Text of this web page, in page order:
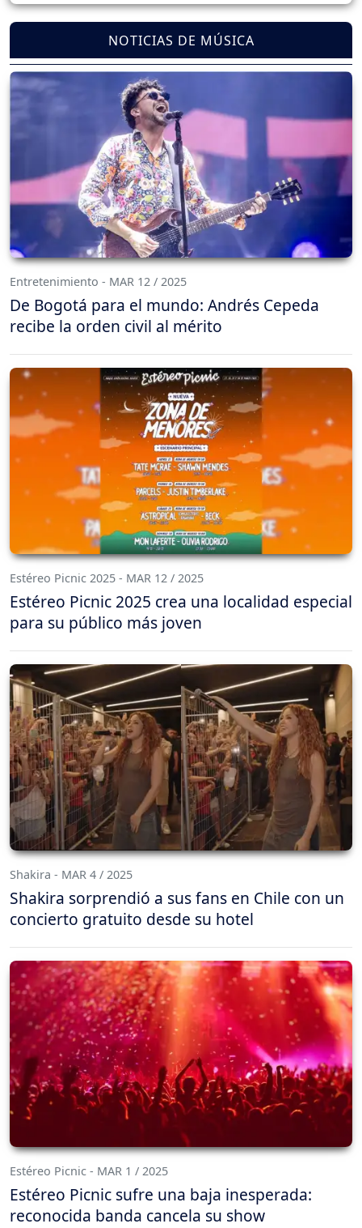
NOTICIAS DE MÚSICA
Entretenimiento - MAR 12 / 2025
De Bogotá para el mundo: Andrés Cepeda
recibe la orden civil al mérito
Estéreo Picnic 2025 - MAR 12 / 2025
Estéreo Picnic 2025 crea una localidad especial
para su público más joven
Shakira - MAR 4 / 2025
Shakira sorprendió a sus fans en Chile con un
concierto gratuito desde su hotel
Estéreo Picnic - MAR 1 / 2025
Estéreo Picnic sufre una baja inesperada:
reconocida banda cancela su show